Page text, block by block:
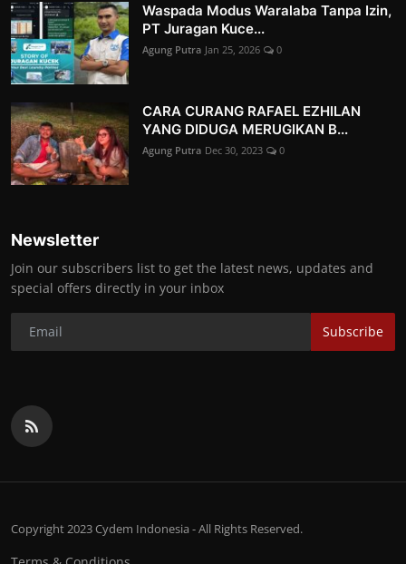
Waspada Modus Waralaba Tanpa Izin,
PT Juragan Kuce...
Agung Putra Jan 25, 2026 0
CARA CURANG RAFAEL EZHILAN
YANG DIDUGA MERUGIKAN B...
Agung Putra Dec 30, 2023 0
Newsletter
Join our subscribers list to get the latest news, updates and
special offers directly in your inbox
Subscribe
Copyright 2023 Cydem Indonesia - All Rights Reserved.